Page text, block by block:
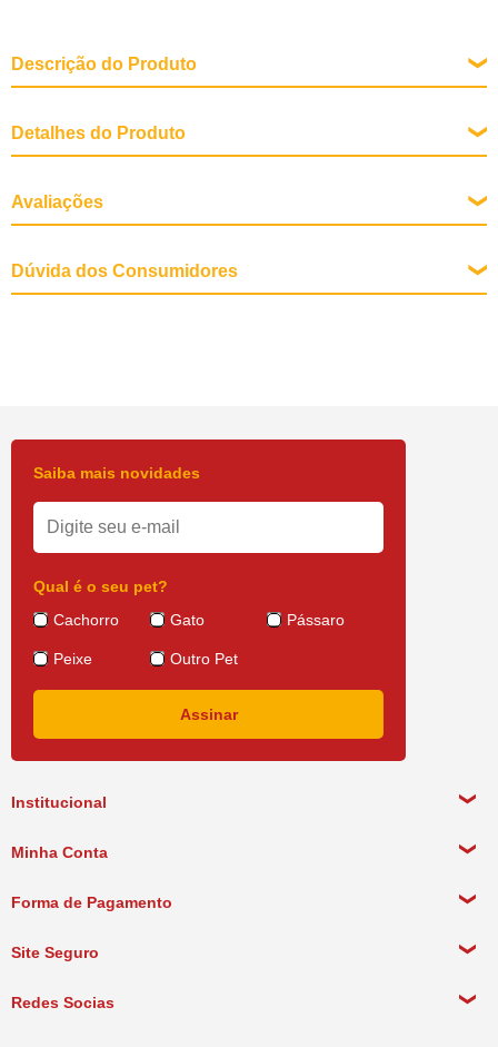
Descrição do Produto
Detalhes do Produto
Shampoos
Sanol Dog
Avaliações
Dúvida dos Consumidores
Institucional
Política de Pagamento
Política de Entrega
Minha Conta
Forma de Pagamento
Site Seguro
Redes Socias
Saiba mais novidades
Qual é o seu pet?
Cachorro
Gato Pássaro
Peixe Outro Pet